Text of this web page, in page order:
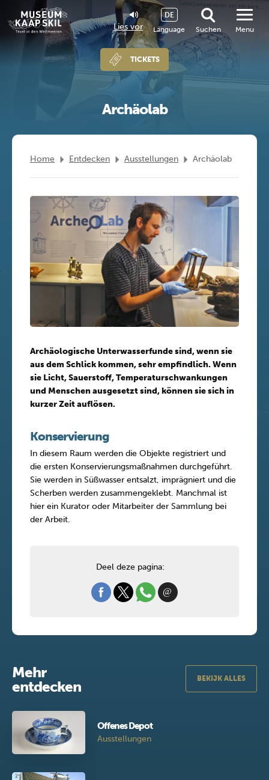
Lies vor Language
DE
Suchen
TICKETS
Menu
Archäolab
Home Entdecken Ausstellungen Archäolab
Archäologische Unterwasserfunde sind, wenn sie
aus dem Schlick kommen, sehr empfindlich. Wenn
sie Licht, Sauerstoff, Temperaturschwankungen
und Menschen ausgesetzt sind, können sie sich in
kurzer Zeit auflösen.
Konservierung
In diesem Raum werden die Objekte registriert und
die ersten Konservierungsmaßnahmen durchgeführt.
Sie werden in Süßwasser entsalzt, imprägniert und die
Scherben werden zusammengeklebt. Manchmal ist
hier ein Kurator oder Mitarbeiter der Sammlung bei
der Arbeit.
Deel deze pagina:
Mehr
entdecken
BEKIJK ALLES
Offenes Depot
Ausstellungen